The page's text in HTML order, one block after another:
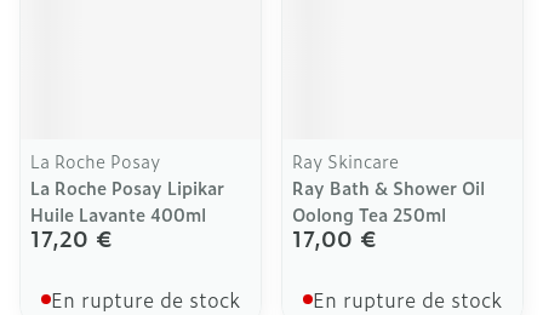
La Roche Posay
La Roche Posay Lipikar
Huile Lavante 400ml
17,20 €
En rupture de stock
Ray Skincare
Ray Bath & Shower Oil
Oolong Tea 250ml
17,00 €
En rupture de stock